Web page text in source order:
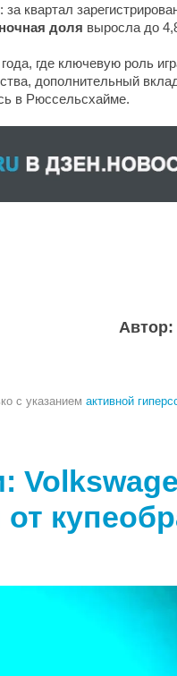
квартал
доля выросла до
где ключевую роль
дополнительный
в Рюссельсхайме.
Автор:
с указанием активной